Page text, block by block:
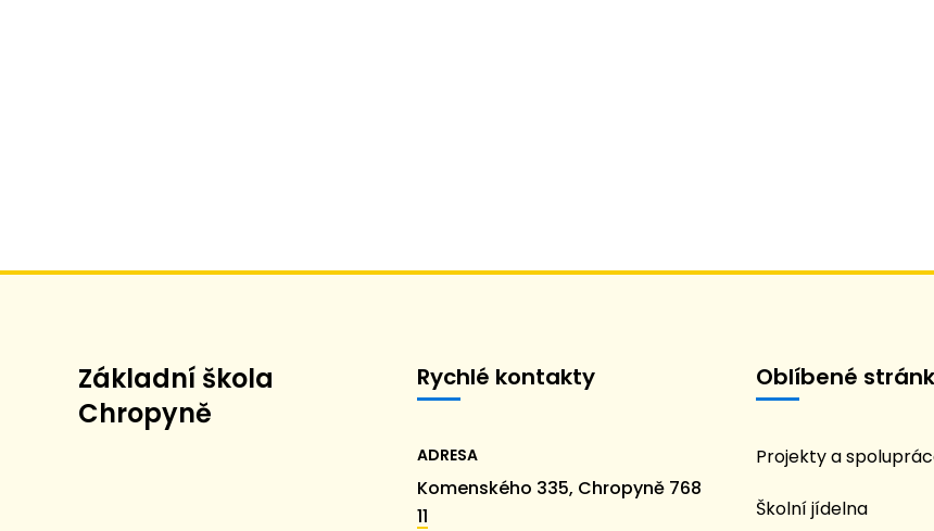
Základní škola
Chropyně
Rychlé kontakty
ADRESA
Komenského 335, Chropyně 768
11
Oblíbené
Projekty a
Školní jídelna